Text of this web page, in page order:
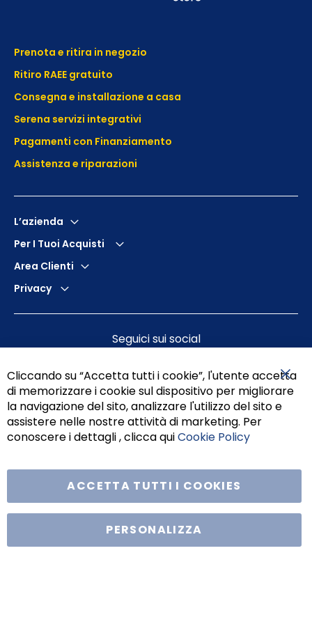
Prenota e ritira in negozio
Ritiro RAEE gratuito
Consegna e installazione a casa
Serena servizi integrativi
Pagamenti con Finanziamento
Assistenza e riparazioni
L’azienda
Per I Tuoi Acquisti
Area Clienti
Privacy
Seguici sui social
Principe di Piemonte 199, cap. 80026 Casoria (NA) - C.F. 05834470634 -
Cliccando su “Accetta tutti i cookie”, l'utente accetta
di memorizzare i cookie sul dispositivo per migliorare
la navigazione del sito, analizzare l'utilizzo del sito e
assistere nelle nostre attività di marketing. Per
conoscere i dettagli , clicca quiCookie Policy
ACCETTA TUTTI I COOKIES
PERSONALIZZA